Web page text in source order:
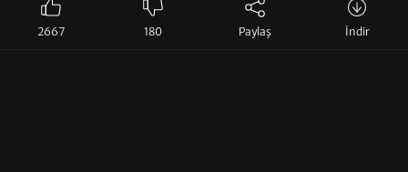
2667 180 Paylaş İndir